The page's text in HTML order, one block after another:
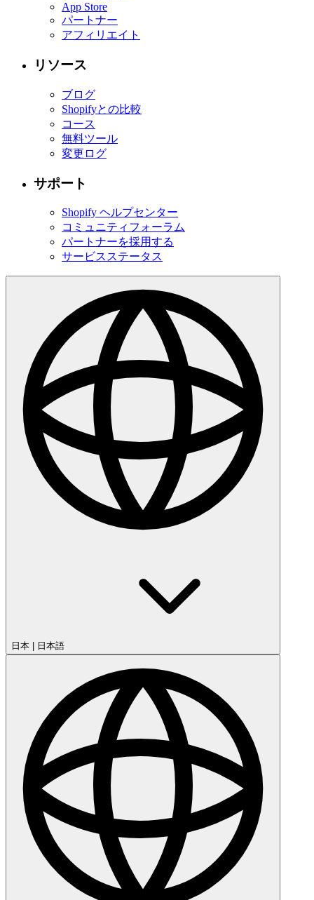
App Store
パートナー
アフィリエイト
リソース
ブログ
Shopifyとの比較
コース
無料ツール
変更ログ
サポート
Shopify ヘルプセンター
コミュニティフォーラム
パートナーを採用する
サービスステータス
日本 日本語